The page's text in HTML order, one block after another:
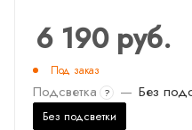
6 190руб.
Под заказ
Подсветка ? — Без
Без подсветки